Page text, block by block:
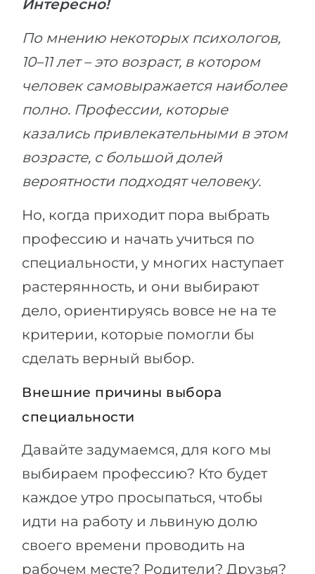
Интересно!
По мнению некоторых психологов,
10–11 лет – это возраст, в котором
человек самовыражается наиболее
полно. Профессии, которые
казались привлекательными в этом
возрасте, с большой долей
вероятности подходят человеку.
Но, когда приходит пора выбрать
профессию и начать учиться по
специальности, у многих наступает
растерянность, и они выбирают
дело, ориентируясь вовсе не на те
критерии, которые помогли бы
сделать верный выбор.
Внешние причины выбора
специальности
Давайте задумаемся, для кого мы
выбираем профессию? Кто будет
каждое утро просыпаться, чтобы
идти на работу и львиную долю
своего времени проводить на
рабочем месте? Родители? Друзья?